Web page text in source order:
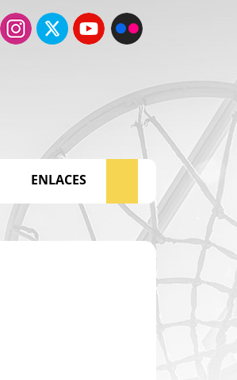
ENLACES